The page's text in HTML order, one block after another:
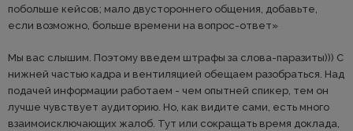
побольше кейсов; мало двустороннего общения, добавьте,
если возможно, больше времени на вопрос-ответ»
Мы вас слышим. Поэтому введем штрафы за слова-паразиты))) С
нижней частью кадра и вентиляцией обещаем разобраться. Над
подачей информации работаем - чем опытней спикер, тем он
лучше чувствует аудиторию. Но, как видите сами, есть много
взаимоисключающих жалоб. Тут или сокращать время доклада,